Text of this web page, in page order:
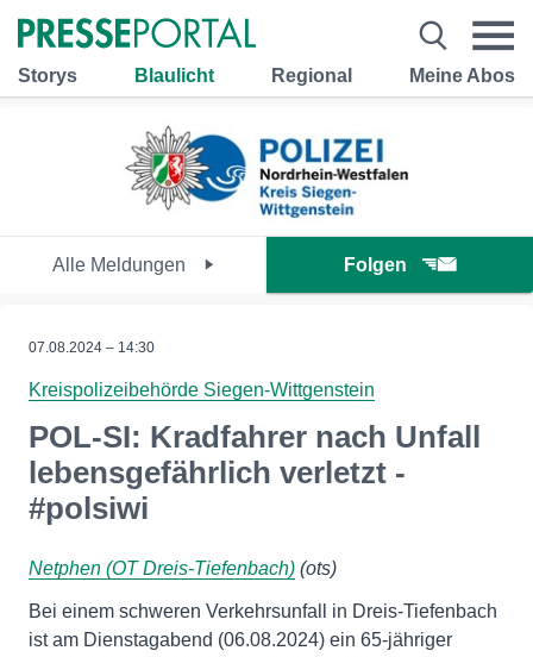
Storys Blaulicht Regional Meine Abos
Alle Meldungen Folgen
07.08.2024 – 14:30
Kreispolizeibehörde Siegen-Wittgenstein
POL-SI: Kradfahrer nach Unfall
lebensgefährlich verletzt -
#polsiwi
Netphen (OT Dreis-Tiefenbach) (ots)
Bei einem schweren Verkehrsunfall in Dreis-Tiefenbach
ist am Dienstagabend (06.08.2024) ein 65-jähriger